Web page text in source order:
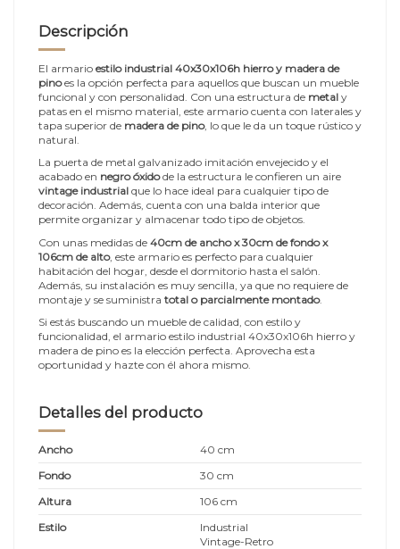
Descripción
El armario estilo industrial 40x30x106h hierro y madera de
pinoes la opción perfecta para aquellos que buscan un mueble
funcional y con personalidad. Con una estructura de metal y
patas en el mismo material, este armario cuenta con laterales y
tapa superior de madera de pino, lo que le da un toque rústico y
natural.
La puerta de metal galvanizado imitación envejecido y el
acabado en negro óxidode la estructura le confieren un aire
vintage industrial que lo hace ideal para cualquier tipo de
decoración. Además, cuenta con una balda interior que
permite organizar y almacenar todo tipo de objetos.
Con unas medidas de 40cm de ancho x 30cm de fondo x
106cm de alto, este armario es perfecto para cualquier
habitación del hogar, desde el dormitorio hasta el salón.
Además, su instalación es muy sencilla, ya que no requiere de
montaje y se suministra total o parcialmente montado.
Si estás buscando un mueble de calidad, con estilo y
funcionalidad, el armario estilo industrial 40x30x106h hierro y
madera de pino es la elección perfecta. Aprovecha esta
oportunidad y hazte con él ahora mismo.
Detalles del producto
Ancho
40 cm
Fondo
30 cm
Altura
106 cm
Estilo
Industrial
Vintage-Retro